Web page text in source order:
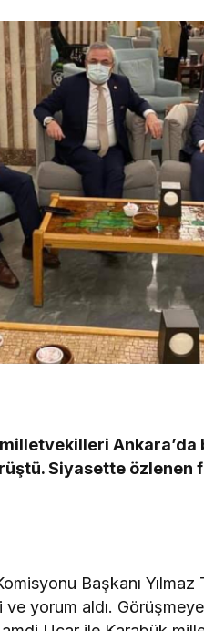
Siyasette özlenen
Başkanı Yılmaz
yorum aldı.